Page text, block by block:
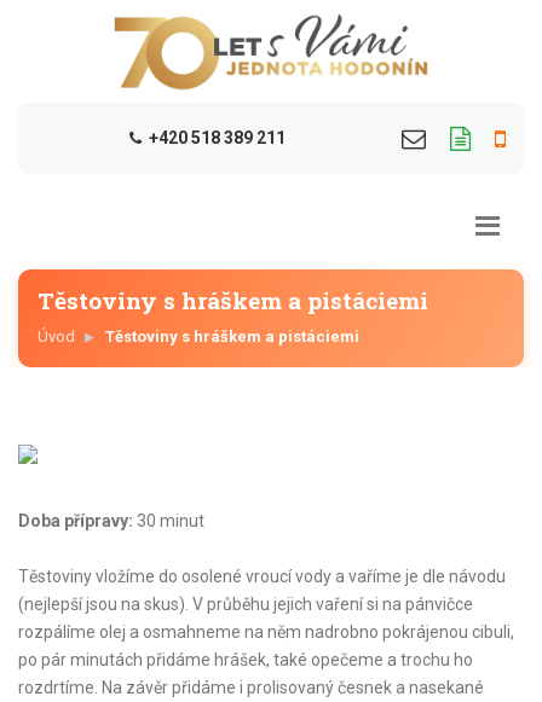
+420 518 389 211
Těstoviny s hráškem a pistáciemi
Úvod Těstoviny s hráškem a pistáciemi
Doba přípravy: 30 minut
Těstoviny vložíme do osolené vroucí vody a vaříme je dle návodu
(nejlepší jsou na skus). V průběhu jejich vaření si na pánvičce
rozpálíme olej a osmahneme na něm nadrobno pokrájenou cibuli,
po pár minutách přidáme hrášek, také opečeme a trochu ho
rozdrtíme. Na závěr přidáme i prolisovaný česnek a nasekané